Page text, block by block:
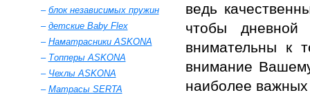
– блок независимых пружин
– детские Baby Flex
– Наматрасники ASKONA
– Топперы ASKONA
– Чехлы ASKONA
– Матрасы SERTA
ведь
чтобы дневной
внимательны к
внимание
наиболее